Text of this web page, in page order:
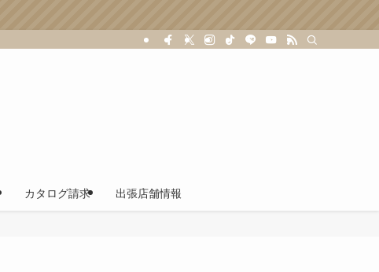
カタログ請求 出張店舗情報